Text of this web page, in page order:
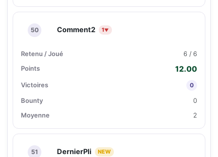
50 Comment2 1▼
6 / 6
12.00
0
0
2
51 DernierPli NEW